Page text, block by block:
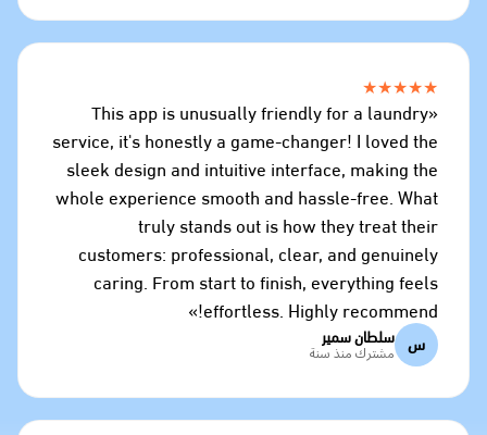
★★★★★
«This app is unusually friendly for a laundry
service, it's honestly a game-changer! I loved the
sleek design and intuitive interface, making the
whole experience smooth and hassle-free. What
truly stands out is how they treat their
customers: professional, clear, and genuinely
caring. From start to finish, everything feels
effortless. Highly recommend!»
س سلطان سمير
مشترك منذ سنة